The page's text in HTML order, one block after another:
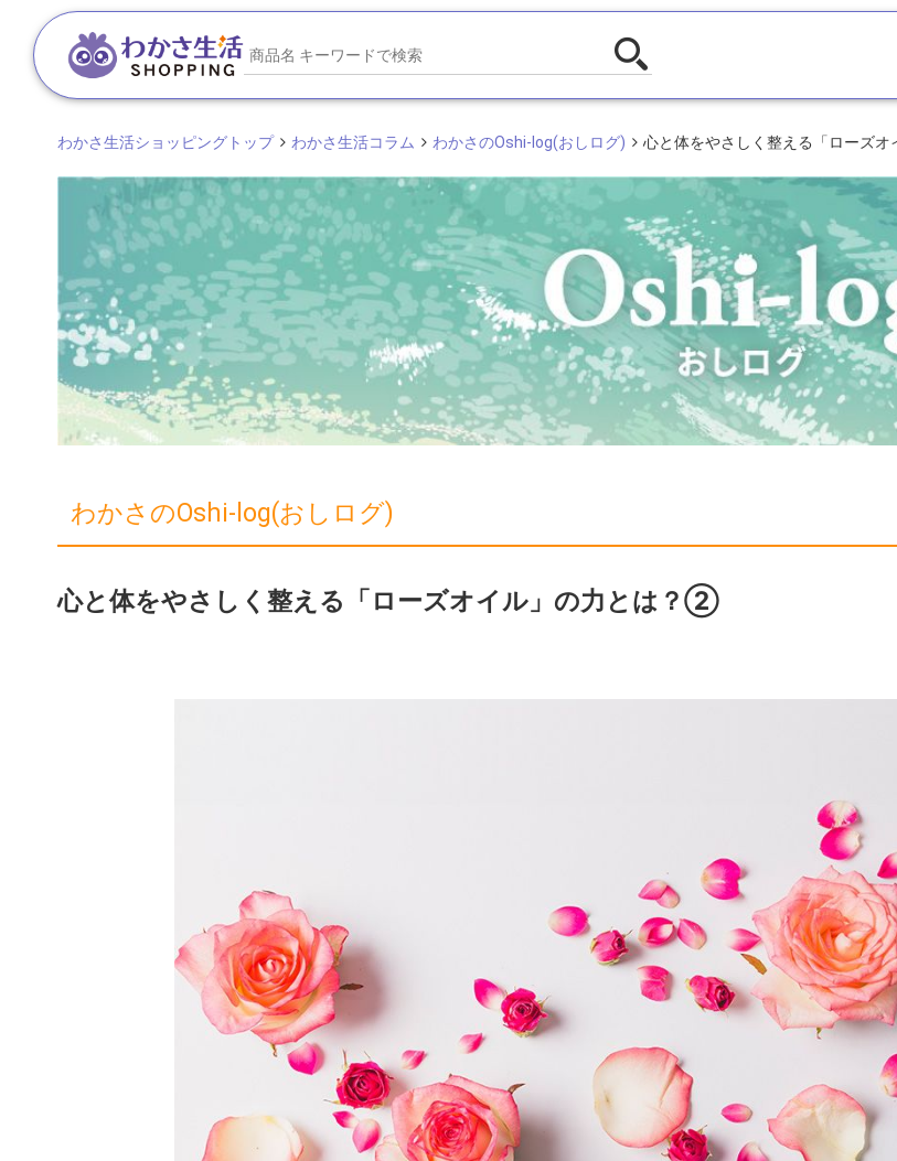
わかさ生活ショッピングトップ わかさ生活コラム わかさのOshi-log(おしログ) 心と体をやさしく整える「ローズ
わかさのOshi-log(おしログ)
心と体をやさしく整える「ローズオイル」の力とは？②